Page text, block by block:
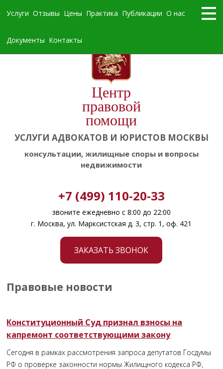
Центр
правовой
помощи
УСЛУГИ АДВОКАТОВ И ЮРИСТОВ МОСКВЫ
консультации, жилищные споры и вопросы
недвижимости
+7 (499) 110-20-33
звоните ежедневно с 8:00 до 22:00
г. Москва, ул. Марксистская д. 3, стр. 1, оф. 421
ЗАКАЗАТЬ ЗВОНОК
Услуги Отзывы Цены Практика Публикации О нас
Документы Контакты
Правовые новости
Конституционный Суд признал взносы на
капремонт соответствующими закону
Сегодня в рамках рассмотрения запроса депутатов Госдумы
РФ о проверке законности нормы Жилищного кодекса РФ,